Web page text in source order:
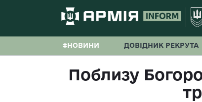
#НОВИНИ ДОВІДНИК РЕКРУТА
Поблизу